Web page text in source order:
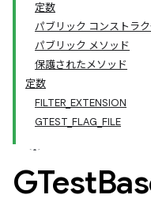
定数
パブリック コンストラク
パブリック メソッド
保護されたメソッド
定数
FILTER_EXTENSION
GTEST_FLAG_FILE
GTest